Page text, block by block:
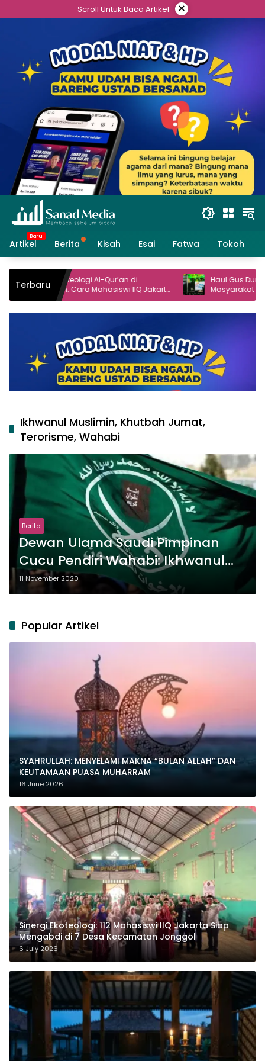
to
Scroll Untuk Baca Artikel ×
Artikel Berita Kisah Esai Fatwa Tokoh
Terbaru
Al-Qur’an di
Cara Mahasiswi IIQ Jakarta
Jonggol
Haul Gus Dur ke-16 Angkat Peran
Masyarakat dalam Demokrasi
Ikhwanul Muslimin, Khutbah Jumat,
Terorisme, Wahabi
Berita
Dewan Ulama Saudi Pimpinan
Cucu Pendiri Wahabi: Ikhwanul
Muslimin Teroris
11 November 2020
Popular Artikel
SYAHRULLAH: MENYELAMI MAKNA “BULAN ALLAH” DAN
KEUTAMAAN PUASA MUHARRAM
16 June 2026
‎Sinergi Ekoteologi: 112 Mahasiswi IIQ Jakarta Siap
Mengabdi di 7 Desa Kecamatan Jonggol
6 July 2026